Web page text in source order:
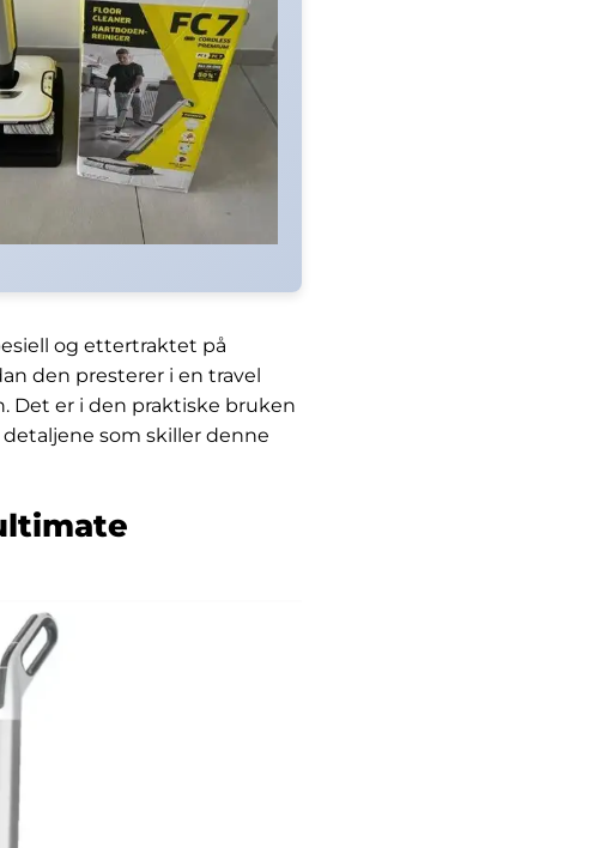
og ettertraktet på
den presterer i en travel
Det er i den praktiske bruken
som skiller denne